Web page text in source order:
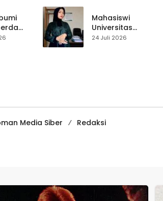
Sabu
Pasar Cisaat
Mahasiswi
Universitas
Muhammadiyah
24 Juli 2026
Media Siber
Redaksi